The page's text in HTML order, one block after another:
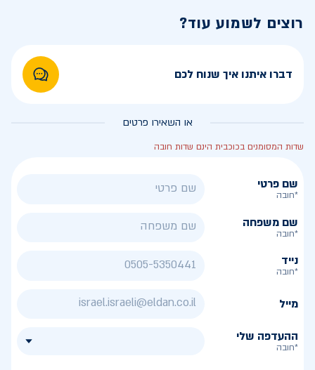
רוצים לשמוע עוד?
דברו איתנו איך שנוח לכם
או השאירו פרטים
שדות המסומנים בכוכבית הינם שדות חובה
שם פרטי
*חובה
שם משפחה
*חובה
נייד
*חובה
מייל
ההעדפה שלי
*חובה